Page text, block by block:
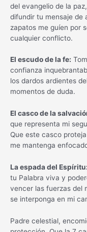
del evangelio de la
difundir tu mensaje de
zapatos me guíen por
cualquier conflicto.
El escudo de la fe:
confianza
los dardos ardientes
momentos de duda.
El casco de la
que representa mi
Que este casco
me mantenga
La espada del Espíritu:
tu Palabra viva y
vencer las fuerzas del
se interponga en mi
Padre celestial,